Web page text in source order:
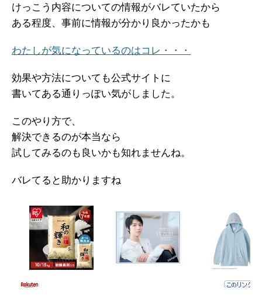
けっこう内容についての情報がバレていたから
ある程度、事前に情報が分かり良かったかも
わたしが気になっているのはコレ・・・
効果や方法についても公式サイトに
書いてある通りっぽい気がしました。
このやり方で、
解決できるのが本当なら
試してみるのも良いかも知れませんね。
バレてると助かりますね